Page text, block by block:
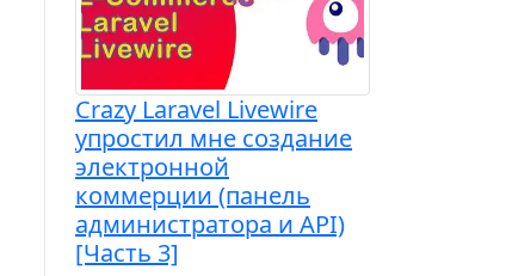
Crazy Laravel Livewire
упростил мне создание
электронной
коммерции (панель
администратора и API)
[Часть 3]